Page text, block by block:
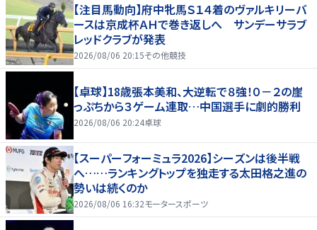
【注目馬動向】府中牝馬Ｓ１４着のヴァルキリーバ
ースは京成杯ＡＨで巻き返しへ サンデーサラブ
レッドクラブが発表
2026/08/06 20:15その他競技
【卓球】18歳張本美和、大逆転で８強！０－２の崖
っぷちから３ゲーム連取…中国選手に劇的勝利
2026/08/06 20:24卓球
【スーパーフォーミュラ2026】シーズンは後半戦
へ……ランキングトップを独走する太田格之進の
勢いは続くのか
2026/08/06 16:32モータースポーツ